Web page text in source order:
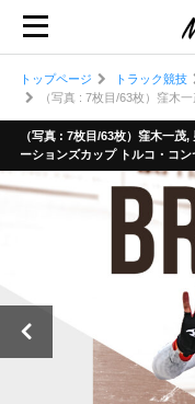
トップページ トラック競技
（写真 : 7枚目/63枚）窪木
（写真 : 7枚目/63枚）窪木一
ーションズカップ トルコ・コ